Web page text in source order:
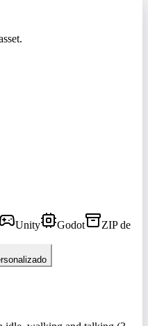
Unity Godot
ZIP de